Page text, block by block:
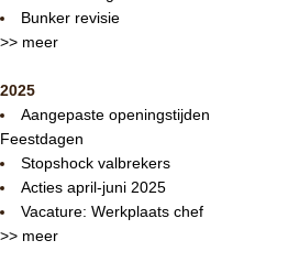
Bunker revisie
>> meer
2025
Aangepaste openingstijden
Feestdagen
Stopshock valbrekers
Acties april-juni 2025
Vacature: Werkplaats chef
>> meer